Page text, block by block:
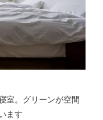
室。グリーンが空間
ます